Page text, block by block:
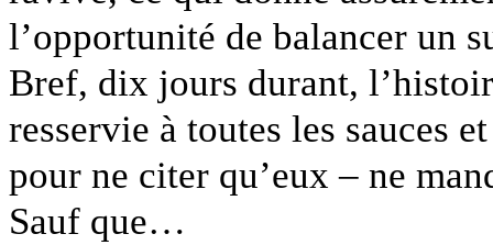
l’opportunité de balancer un
Bref, dix jours durant,
resservie à toutes les sauces
pour ne citer qu’eux – ne
Sauf que…